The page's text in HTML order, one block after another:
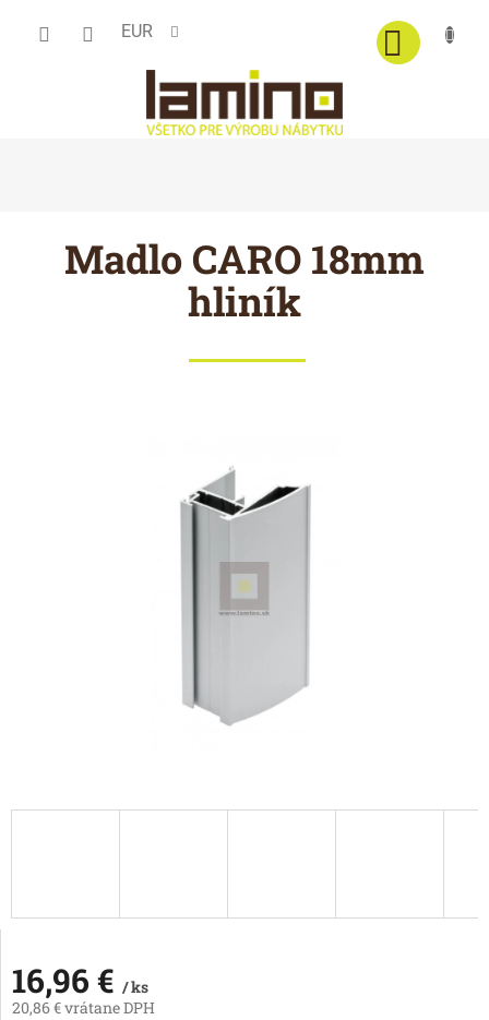
EUR
Madlo CARO 18mm
hliník
16,96 € / ks
20,86 € vrátane DPH